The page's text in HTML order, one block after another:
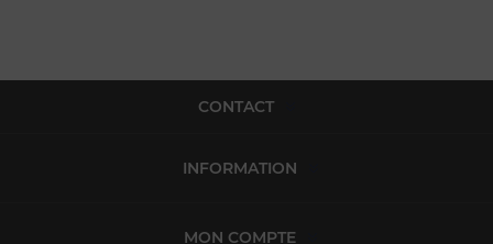
CONTACT
INFORMATION
MON COMPTE